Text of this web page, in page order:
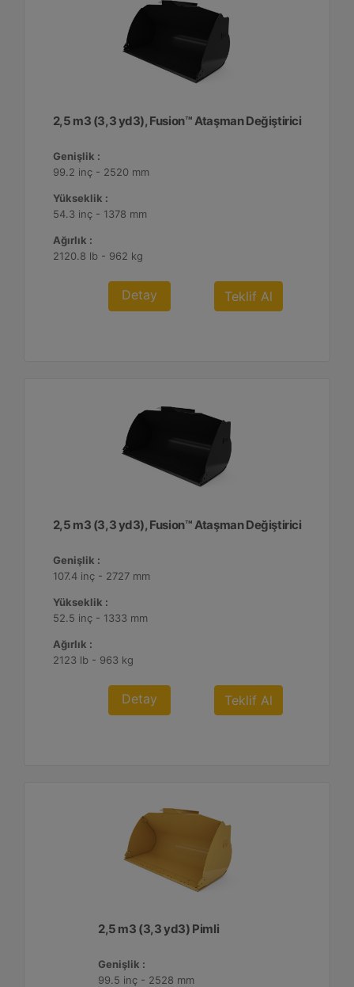
2,5 m3 (3,3 yd3), Fusion™ Ataşman Değiştirici
Genişlik :
99.2 inç - 2520 mm
Yükseklik :
54.3 inç - 1378 mm
Ağırlık :
2120.8 lb - 962 kg
Detay Teklif Al
2,5 m3 (3,3 yd3), Fusion™ Ataşman Değiştirici
Genişlik :
107.4 inç - 2727 mm
Yükseklik :
52.5 inç - 1333 mm
Ağırlık :
2123 lb - 963 kg
Detay Teklif Al
2,5 m3 (3,3 yd3) Pimli
Genişlik :
99.5 inç - 2528 mm